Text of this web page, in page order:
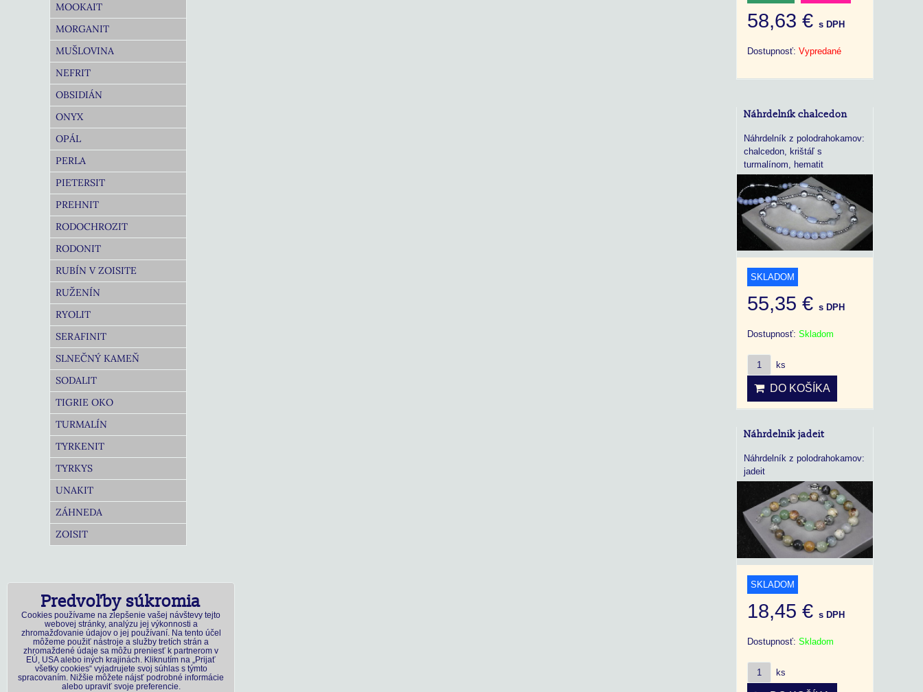
MOOKAIT
MORGANIT
MUŠLOVINA
NEFRIT
OBSIDIÁN
ONYX
OPÁL
PERLA
PIETERSIT
PREHNIT
RODOCHROZIT
RODONIT
RUBÍN V ZOISITE
RUŽENÍN
RYOLIT
SERAFINIT
SLNEČNÝ KAMEŇ
SODALIT
TIGRIE OKO
TURMALÍN
TYRKENIT
TYRKYS
UNAKIT
ZÁHNEDA
ZOISIT
58,63 € s DPH
Dostupnosť: Vypredané
Náhrdelník chalcedon
Náhrdelník z polodrahokamov:
chalcedon, krištáľ s
turmalínom, hematit
SKLADOM
55,35 € s DPH
Dostupnosť: Skladom
ks
DO KOŠÍKA
Náhrdelnik jadeit
Náhrdelník z polodrahokamov:
jadeit
SKLADOM
18,45 € s DPH
Dostupnosť: Skladom
ks
Predvoľby súkromia
Cookies používame na zlepšenie vašej návštevy tejto
webovej stránky, analýzu jej výkonnosti a
zhromažďovanie údajov o jej používaní. Na tento účel
môžeme použiť nástroje a služby tretích strán a
zhromaždené údaje sa môžu preniesť k partnerom v
EÚ, USA alebo iných krajinách. Kliknutím na „Prijať
všetky cookies“ vyjadrujete svoj súhlas s týmto
spracovaním. Nižšie môžete nájsť podrobné informácie
alebo upraviť svoje preferencie.